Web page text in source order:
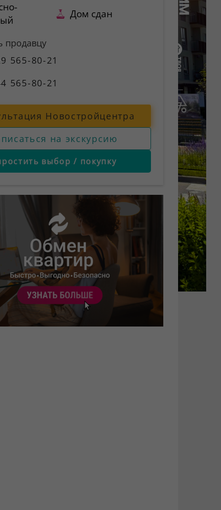
Дом сдан
продавцу
565-80-21
565-80-21
Новостройцентра
на экскурсию
выбор / покупку